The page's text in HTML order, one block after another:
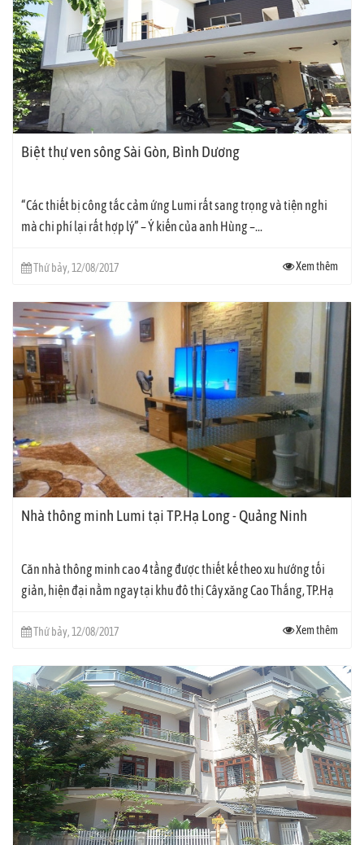
Biệt thự ven sông Sài Gòn, Bình Dương
“Các thiết bị công tắc cảm ứng Lumi rất sang trọng và tiện nghi
mà chi phí lại rất hợp lý” – Ý kiến của anh Hùng –...
Thứ bảy, 12/08/2017 Xem thêm
Nhà thông minh Lumi tại TP.Hạ Long - Quảng Ninh
Căn nhà thông minh cao 4 tầng được thiết kế theo xu hướng tối
giản, hiện đại nằm ngay tại khu đô thị Cây xăng Cao Thắng, TP.Hạ
Thứ bảy, 12/08/2017 Xem thêm